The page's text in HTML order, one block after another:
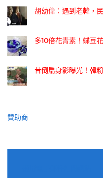
胡幼偉：遇到老韓，
多10倍花青素！蝶豆
昔倒扁身影曝光！韓
贊助商